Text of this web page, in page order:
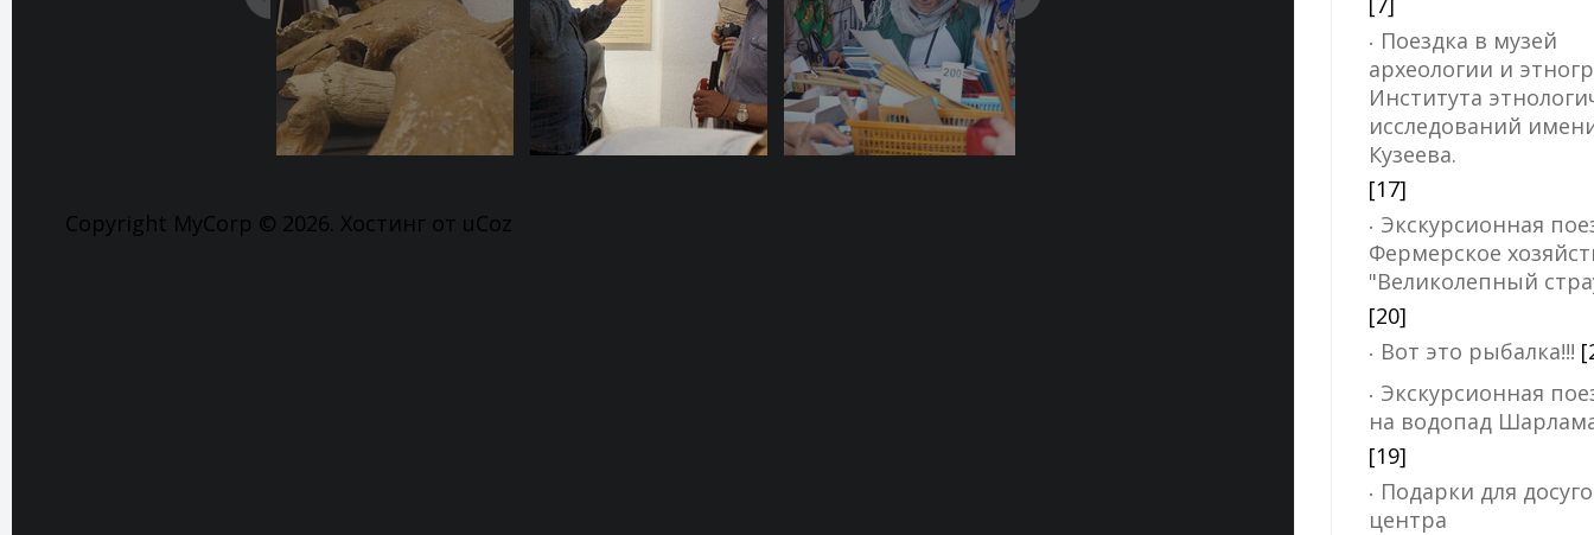
Поездка в музей
археологии и
Института
исследований
Кузеева.
[17]
Экскурсионная
Фермерское
"Великолепный
[20]
​​​​​​​Вот это рыбалка!!!
Экскурсионная
на водопад
[19]
Подарки для
центра
Copyright MyCorp © 2026. Хостинг от uCoz